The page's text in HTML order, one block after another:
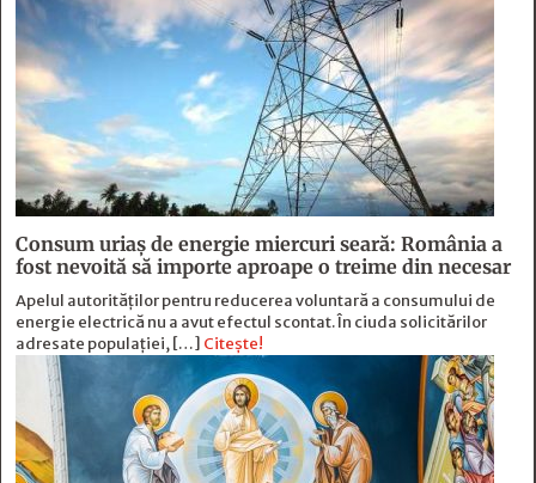
Consum uriaș de energie miercuri seară: România a
fost nevoită să importe aproape o treime din necesar
Apelul autorităților pentru reducerea voluntară a consumului de
energie electrică nu a avut efectul scontat. În ciuda solicitărilor
adresate populației, […] Citește!